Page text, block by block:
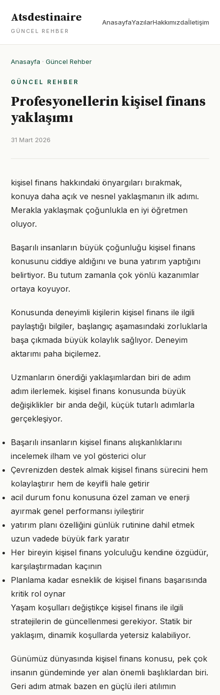
Atsdestinaire
GÜNCEL REHBER
AnasayfaYazılarHakkımızdaİletişim
Anasayfa · Güncel Rehber
GÜNCEL REHBER
Profesyonellerin kişisel finans
yaklaşımı
31 Mart 2026
kişisel finans hakkındaki önyargıları bırakmak,
konuya daha açık ve nesnel yaklaşmanın ilk adımı.
Merakla yaklaşmak çoğunlukla en iyi öğretmen
oluyor.
Başarılı insanların büyük çoğunluğu kişisel finans
konusunu ciddiye aldığını ve buna yatırım yaptığını
belirtiyor. Bu tutum zamanla çok yönlü kazanımlar
ortaya koyuyor.
Konusunda deneyimli kişilerin kişisel finans ile ilgili
paylaştığı bilgiler, başlangıç aşamasındaki zorluklarla
başa çıkmada büyük kolaylık sağlıyor. Deneyim
aktarımı paha biçilemez.
Uzmanların önerdiği yaklaşımlardan biri de adım
adım ilerlemek. kişisel finans konusunda büyük
değişiklikler bir anda değil, küçük tutarlı adımlarla
gerçekleşiyor.
Başarılı insanların kişisel finans alışkanlıklarını
incelemek ilham ve yol gösterici olur
Çevrenizden destek almak kişisel finans sürecini hem
kolaylaştırır hem de keyifli hale getirir
acil durum fonu konusuna özel zaman ve enerji
ayırmak genel performansı iyileştirir
yatırım planı özelliğini günlük rutinine dahil etmek
uzun vadede büyük fark yaratır
Her bireyin kişisel finans yolculuğu kendine özgüdür,
karşılaştırmadan kaçının
Planlama kadar esneklik de kişisel finans başarısında
kritik rol oynar
Yaşam koşulları değiştikçe kişisel finans ile ilgili
stratejilerin de güncellenmesi gerekiyor. Statik bir
yaklaşım, dinamik koşullarda yetersiz kalabiliyor.
Günümüz dünyasında kişisel finans konusu, pek çok
insanın gündeminde yer alan önemli başlıklardan biri.
Geri adım atmak bazen en güçlü ileri atılımın